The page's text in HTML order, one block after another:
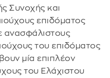
Συνοχής και
επιδόματος
ανασφάλιστους
του επιδόματος
μία επιπλέον
του Ελάχιστου